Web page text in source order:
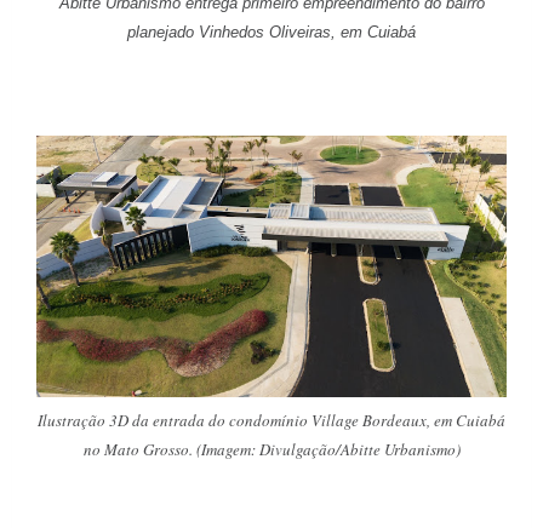
planejado Vinhedos Oliveiras, em Cuiabá
Ilustração 3D da entrada do condomínio Village Bordeaux, em Cuiabá
no Mato Grosso. (Imagem: Divulgação/Abitte Urbanismo)